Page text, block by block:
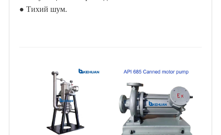
● Тихий шум.